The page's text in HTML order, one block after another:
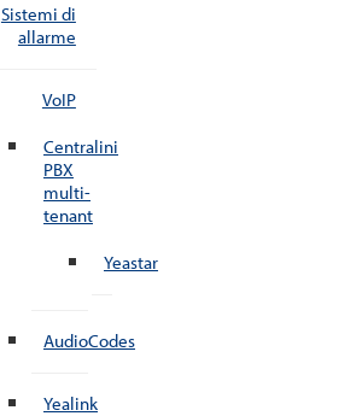
Sistemi di
allarme
VoIP
Centralini
PBX
multi-
tenant
Yeastar
AudioCodes
Yealink